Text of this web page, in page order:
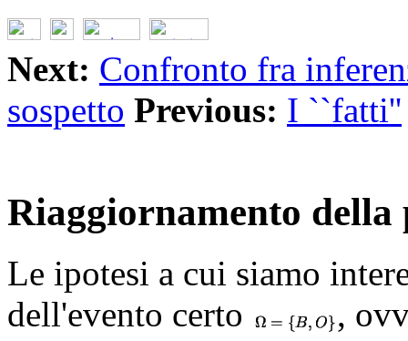
Next: Confronto fra
sospetto Previous: I ``fatti''
Riaggiornamento
Le ipotesi a cui siamo
dell'evento certo
,